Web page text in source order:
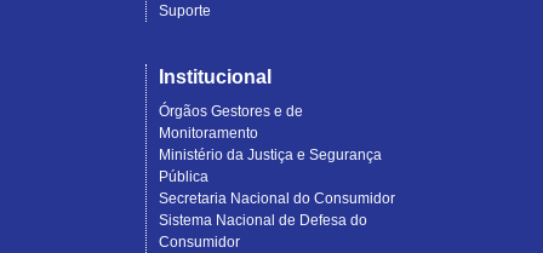
Suporte
Institucional
Órgãos Gestores e de
Monitoramento
Ministério da Justiça e Segurança
Pública
Secretaria Nacional do Consumidor
Sistema Nacional de Defesa do
Consumidor